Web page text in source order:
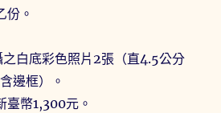
份。
白底彩色照片2張（直4.5公分
邊框）。
臺幣1,300元。